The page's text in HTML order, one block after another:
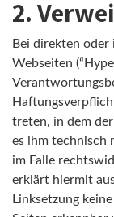
2.
Bei direkten
Webseiten
treten, in dem
es ihm technisch
im Falle
erklärt hiermit
Linksetzung